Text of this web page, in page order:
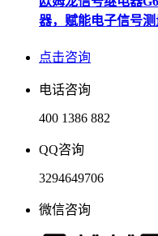
器，赋能电子信号测
点击咨询
电话咨询
400 1386 882
QQ咨询
3294649706
微信咨询